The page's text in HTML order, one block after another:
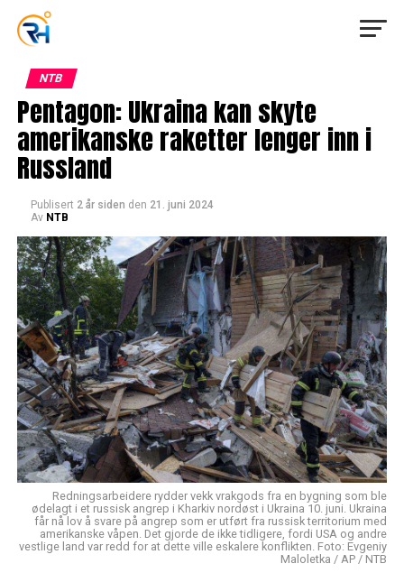
NTB
Pentagon: Ukraina kan skyte
amerikanske raketter lenger inn i
Russland
Publisert 2 år siden den 21. juni 2024
Av NTB
Redningsarbeidere rydder vekk vrakgods fra en bygning som ble
ødelagt i et russisk angrep i Kharkiv nordøst i Ukraina 10. juni. Ukraina
får nå lov å svare på angrep som er utført fra russisk territorium med
amerikanske våpen. Det gjorde de ikke tidligere, fordi USA og andre
vestlige land var redd for at dette ville eskalere konflikten. Foto: Evgeniy
Maloletka / AP / NTB